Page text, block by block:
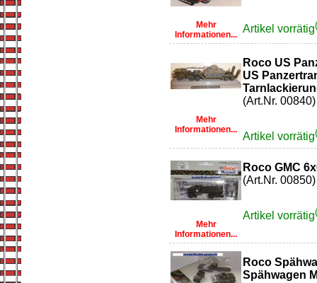
Mehr
Informationen... Artikel vorrätig
Mehr
Informationen...
Roco US
US
(Art.Nr. 00840)
Artikel vorrätig
Mehr
Informationen...
Roco GMC
(Art.Nr. 00850)
Artikel vorrätig
Roco
Spähwagen